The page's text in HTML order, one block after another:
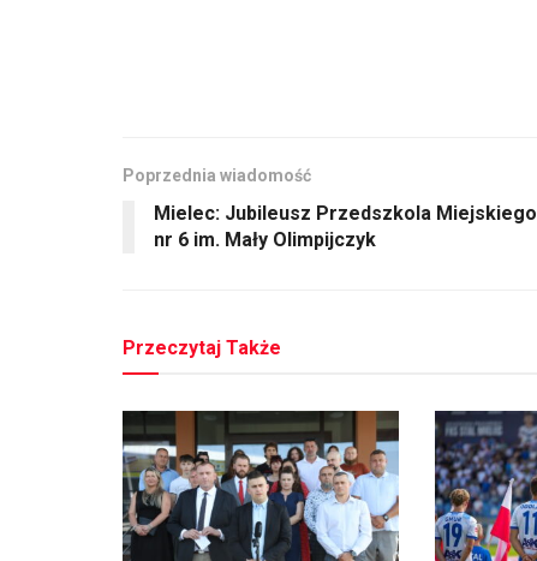
Poprzednia wiadomość
Mielec: Jubileusz Przedszkola Miejskiego
nr 6 im. Mały Olimpijczyk
Przeczytaj Także